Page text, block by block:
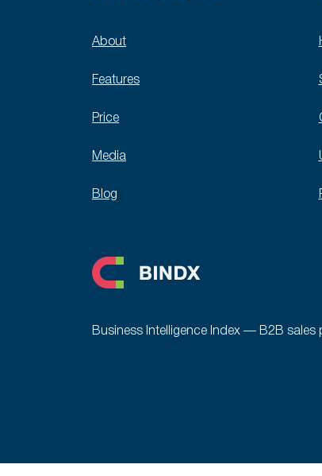
About
Features
Price
Media
Blog
Business Intelligence Index — B2B sales